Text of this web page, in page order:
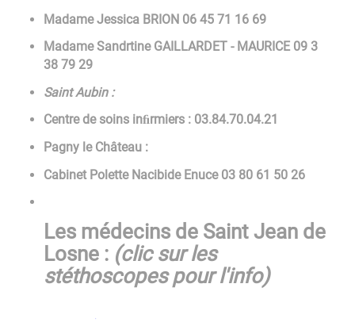
Madame Jessica BRION 06 45 71 16 69
Madame Sandrtine GAILLARDET - MAURICE 09 3
38 79 29
Saint Aubin :
Centre de soins inﬁrmiers : 03.84.70.04.21
Pagny le Château :
Cabinet Polette Nacibide Enuce 03 80 61 50 26
Les médecins de Saint Jean de
Losne :(clic sur les
stéthoscopes pour l'info)